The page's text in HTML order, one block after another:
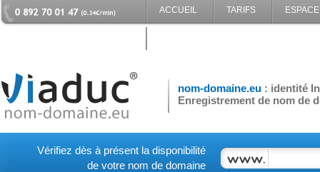
ACCUEIL TARIFS
nom-domaine.eu : identité
Enregistrement de nom de
Vérifiez dès à présent la disponibilité
de votre nom de domaine